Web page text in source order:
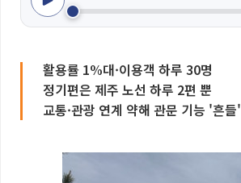
활용률 1%대·이용객 하루 30명
정기편은 제주 노선 하루 2편 뿐
교통·관광 연계 약해 관문 기능 '흔들'